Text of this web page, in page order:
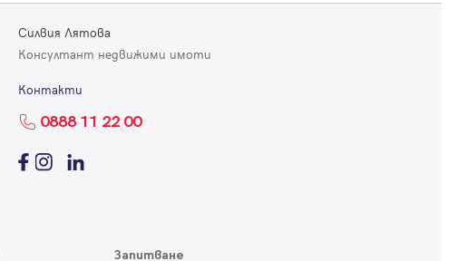
Силвия Лятова
Консултант недвижими имоти
Контакти
0888 11 22 00
Запитване
Успех!
Влезте с профила си, за да разгледате повече снимки и да получите
по-подробна информация.